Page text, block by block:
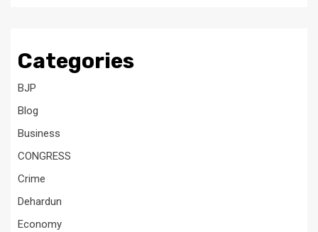
Categories
BJP
Blog
Business
CONGRESS
Crime
Dehardun
Economy